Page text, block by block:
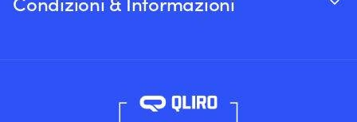
Inviaci un’e-mail a info@moory.it